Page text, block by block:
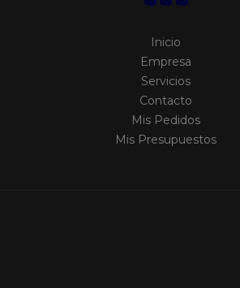
Inicio
Empresa
Servicios
Contacto
Mis Pedidos
Mis Presupuestos